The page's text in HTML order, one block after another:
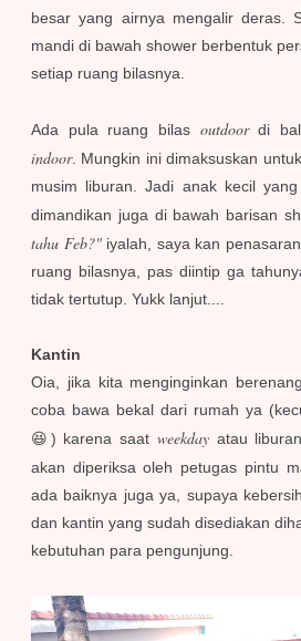
besar yang airnya mengalir deras.
mandi di bawah shower berbentuk
setiap ruang bilasnya.
Ada pula ruang bilas outdoordi
indoor. Mungkin ini dimaksuskan
musim liburan. Jadi anak kecil
dimandikan juga di bawah barisan
tahu Feb?" iyalah, saya kan
ruang bilasnya, pas diintip ga
tidak tertutup. Yukk lanjut....
Kantin
Oia, jika kita menginginkan
coba bawa bekal dari rumah ya
😆) karena saat weekday atau
akan diperiksa oleh petugas pintu
ada baiknya juga ya, supaya
dan kantin yang sudah disediakan
kebutuhan para pengunjung.